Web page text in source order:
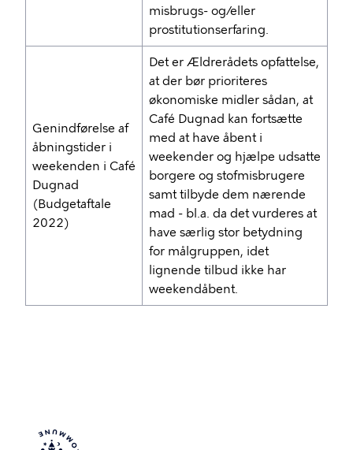
misbrugs- og/eller
prostitutionserfaring.
Genindførelse af
åbningstider i
weekenden i Café
Dugnad
(Budgetaftale
2022)
Det er Ældrerådets opfattelse,
at der bør prioriteres
økonomiske midler sådan, at
Café Dugnad kan fortsætte
med at have åbent i
weekender og hjælpe udsatte
borgere og stofmisbrugere
samt tilbyde dem nærende
mad - bl.a. da det vurderes at
have særlig stor betydning
for målgruppen, idet
lignende tilbud ikke har
weekendåbent.